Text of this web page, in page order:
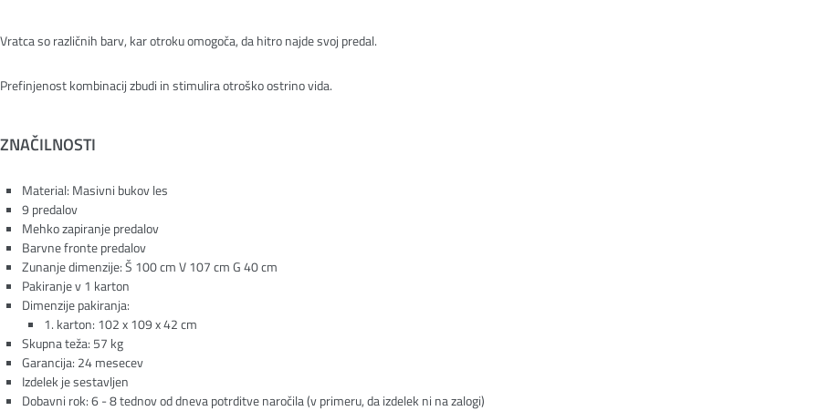
Vratca so različnih barv, kar otroku omogoča, da hitro najde svoj predal.
Prefinjenost kombinacij zbudi in stimulira otroško ostrino vida.
ZNAČILNOSTI
Material: Masivni bukov les
9 predalov
Mehko zapiranje predalov
Barvne fronte predalov
Zunanje dimenzije: Š 100 cm V 107 cm G 40 cm
Pakiranje v 1 karton
Dimenzije pakiranja:
1. karton: 102 x 109 x 42 cm
Skupna teža: 57 kg
Garancija: 24 mesecev
Izdelek je sestavljen
Dobavni rok: 6 - 8 tednov od dneva potrditve naročila (v primeru, da izdelek ni na zalogi)